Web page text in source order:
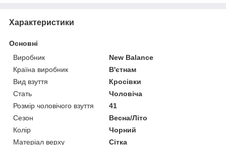
Характеристики
Основні
Виробник
New Balance
Країна виробник
В'єтнам
Вид взуття
Кросівки
Стать
Чоловіча
Розмір чоловічого взуття
41
Сезон
Весна/Літо
Колір
Чорний
Матеріал верху
Сітка